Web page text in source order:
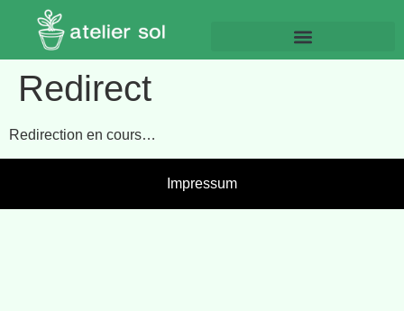
Redirect
Redirection en cours…
Impressum